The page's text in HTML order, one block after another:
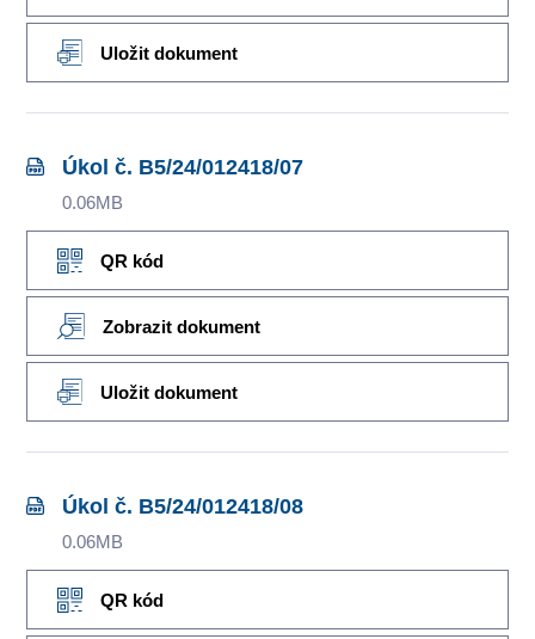
Uložit dokument
Úkol č. B5/24/012418/07
0.06MB
QR kód
Zobrazit dokument
Uložit dokument
Úkol č. B5/24/012418/08
0.06MB
QR kód